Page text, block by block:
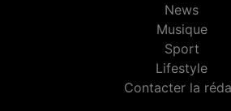
News
Musique
Sport
Lifestyle
Contacter la